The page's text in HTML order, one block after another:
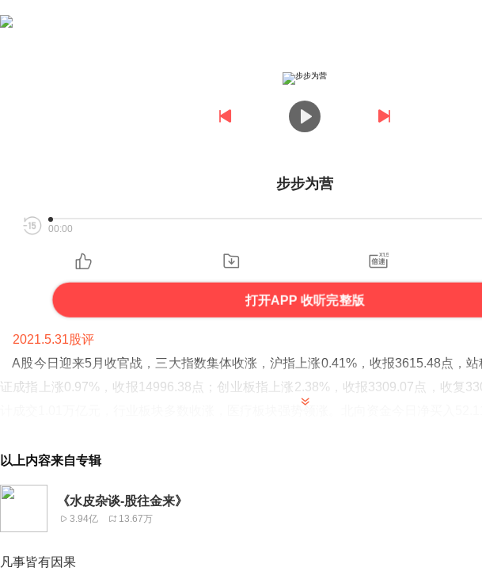
步步为营
00:00
打开APP 收听完整版
2021.5.31 股评
A股今日迎来5月收官战，三大指数集体收涨，沪指上涨0.41%，收报3615.48点，
证成指上涨0.97%，收报14996.38点；创业板指上涨2.38%，收报3309.07点，收复
以上内容来自专辑
《水皮杂谈-股往金来》
3.94亿 13.67万
凡事皆有因果